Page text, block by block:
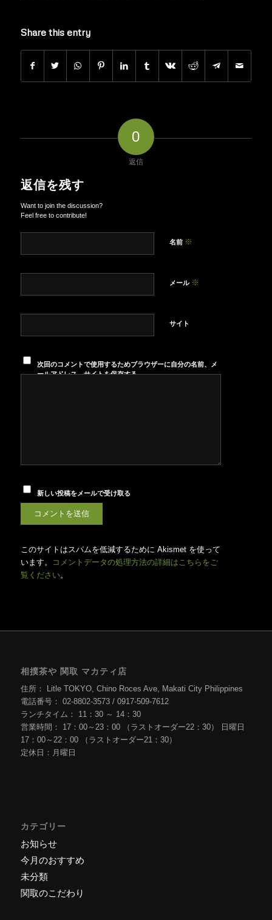
Share this entry
0
返信
返信を残す
Want to join the discussion?
Feel free to contribute!
名前 ※
メール ※
サイト
次回のコメントで使用するためブラウザーに自分の名前、メ
ールアドレス、サイトを保存する。
新しい投稿をメールで受け取る
このサイトはスパムを低減するために Akismet を使って
います。
コメントデータの処理方法の詳細はこちらをご
覧ください。
相撲茶や 関取 マカティ店
住所： Litle TOKYO, Chino Roces Ave, Makati City Philippines
電話番号： 02-8802-3573 / 0917-509-7612
ランチタイム： 11：30 ～ 14：30
営業時間： 17：00～23：00 （ラストオーダー22：30） 日曜日
17：00～22：00 （ラストオーダー21：30）
定休日：月曜日
カテゴリー
お知らせ
今月のおすすめ
未分類
関取のこだわり